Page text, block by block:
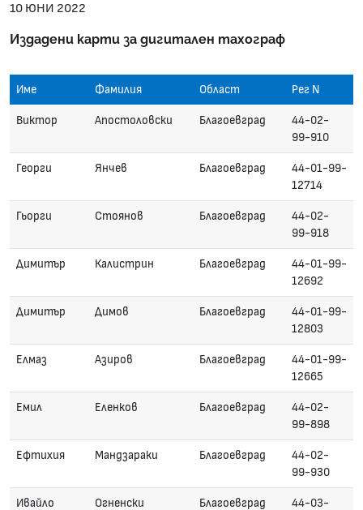
10 ЮНИ 2022
Издадени карти за дигитален тахограф
Име Фамилия Област Рег N
Виктор Апостоловски Благоевград
44-02-
99-910
Георги Янчев Благоевград
44-01-99-
12714
Гьорги Стоянов Благоевград
44-02-
99-918
Димитър Калистрин Благоевград
44-01-99-
12692
Димитър Димов Благоевград
44-01-99-
12803
Елмаз Азиров Благоевград
44-01-99-
12665
Емил Еленков Благоевград
44-02-
99-898
Ефтихия Мандзараки Благоевград
44-02-
99-930
Ивайло Огненски Благоевград
44-03-